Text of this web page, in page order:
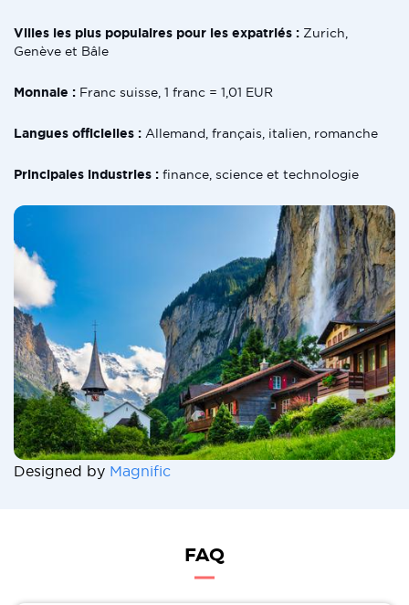
Villes les plus populaires pour les expatriés : Zurich,
Genève et Bâle
Monnaie : Franc suisse, 1 franc = 1,01 EUR
Langues officielles : Allemand, français, italien, romanche
Principales industries : finance, science et technologie
Designed by Magnific
FAQ